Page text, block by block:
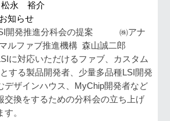
永 裕介
知らせ
開発推進分科会の提案
㈱アナ
ルファブ推進機構 森山誠二郎
に対応いただけるファブ、カスタム
する製品開発者、少量多品種LSI開発
デザインハウス、MyChip開発者など
交換をするための分科会の立ち上げ
す。